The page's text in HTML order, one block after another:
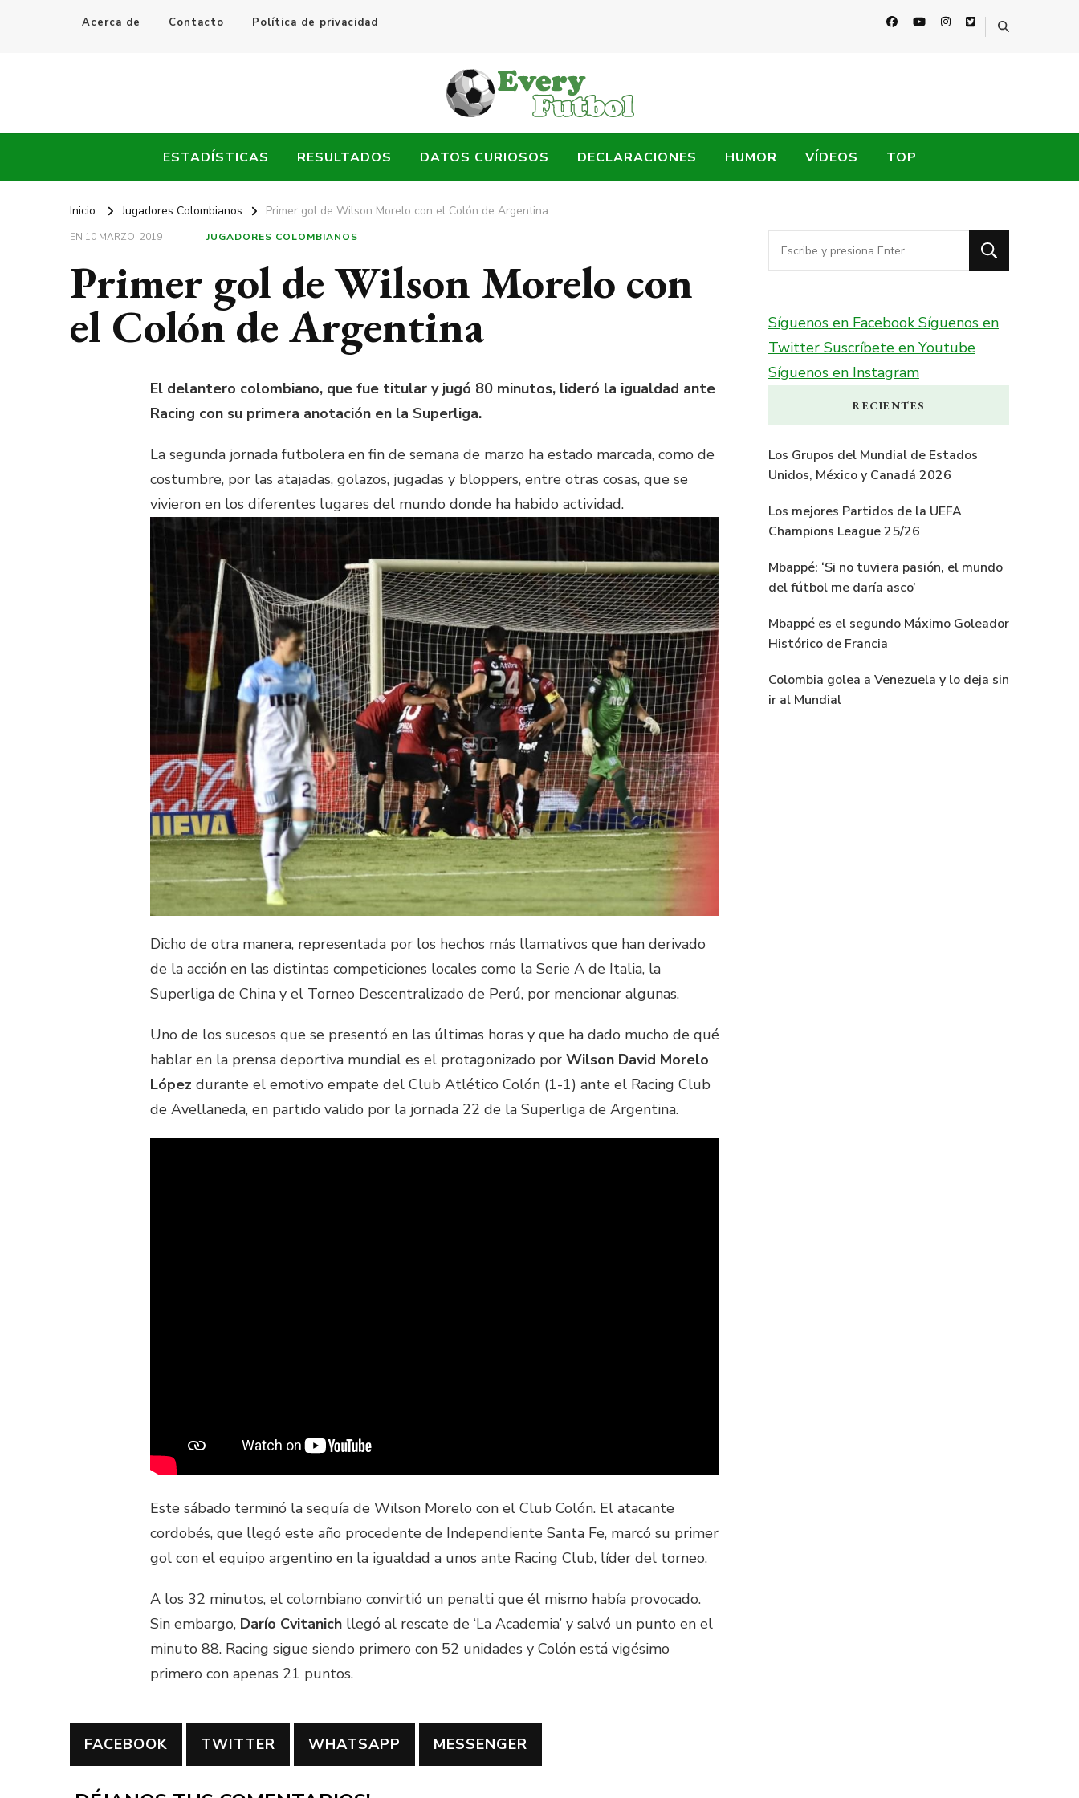
Acerca de Contacto Política de privacidad
Every Fútbol
ESTADÍSTICAS RESULTADOS DATOS CURIOSOS DECLARACIONES HUMOR VÍDEOS TOP
Inicio Jugadores Colombianos Primer gol de Wilson Morelo con el Colón de Argentina
EN 10 MARZO, 2019 JUGADORES COLOMBIANOS
Primer gol de Wilson Morelo con
el Colón de Argentina
El delantero colombiano, que fue titular y jugó 80 minutos, lideró la igualdad ante
Racing con su primera anotación en la Superliga.
La segunda jornada futbolera en fin de semana de marzo ha estado marcada, como de
costumbre, por las atajadas, golazos, jugadas y bloppers, entre otras cosas, que se
vivieron en los diferentes lugares del mundo donde ha habido actividad.
Dicho de otra manera, representada por los hechos más llamativos que han derivado
de la acción en las distintas competiciones locales como la Serie A de Italia, la
Superliga de China y el Torneo Descentralizado de Perú, por mencionar algunas.
Uno de los sucesos que se presentó en las últimas horas y que ha dado mucho de qué
hablar en la prensa deportiva mundial es el protagonizado por Wilson David Morelo
López durante el emotivo empate del Club Atlético Colón (1-1) ante el Racing Club
de Avellaneda, en partido valido por la jornada 22 de la Superliga de Argentina.
Este sábado terminó la sequía de Wilson Morelo con el Club Colón. El atacante
cordobés, que llegó este año procedente de Independiente Santa Fe, marcó su primer
gol con el equipo argentino en la igualdad a unos ante Racing Club, líder del torneo.
A los 32 minutos, el colombiano convirtió un penalti que él mismo había provocado.
Sin embargo, Darío Cvitanich llegó al rescate de ‘La Academia’ y salvó un punto en el
minuto 88. Racing sigue siendo primero con 52 unidades y Colón está vigésimo
primero con apenas 21 puntos.
FACEBOOK TWITTER WHATSAPP MESSENGER
¿Buscas
algo?
Síguenos en FacebookSíguenos en
Twitter Suscríbete en Youtube
Síguenos en Instagram
RECIENTES
Los Grupos del Mundial de Estados
Unidos, México y Canadá 2026
Los mejores Partidos de la UEFA
Champions League 25/26
Mbappé: ‘Si no tuviera pasión, el mundo
del fútbol me daría asco’
Mbappé es el segundo Máximo Goleador
Histórico de Francia
Colombia golea a Venezuela y lo deja sin
ir al Mundial